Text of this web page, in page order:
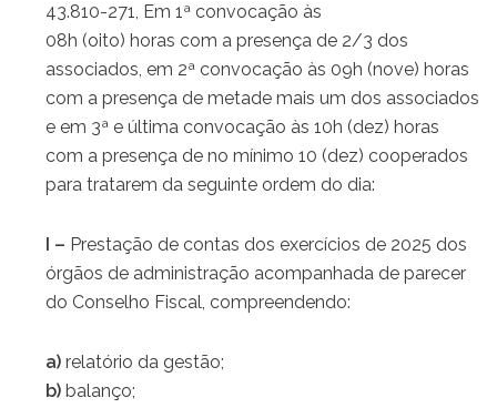
43.810-271, Em 1ª convocação às
08h (oito) horas com a presença de 2/3 dos
associados, em 2ª convocação às 09h (nove) horas
com a presença de metade mais um dos associados
e em 3ª e última convocação às 10h (dez) horas
com a presença de no mínimo 10 (dez) cooperados
para tratarem da seguinte ordem do dia:
I – Prestação de contas dos exercícios de 2025 dos
órgãos de administração acompanhada de parecer
do Conselho Fiscal, compreendendo:
a)relatório da gestão;
b) balanço;